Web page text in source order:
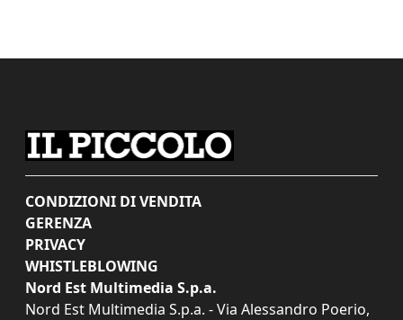
CONDIZIONI DI VENDITA
GERENZA
PRIVACY
WHISTLEBLOWING
Nord Est Multimedia S.p.a.
Nord Est Multimedia S.p.a. - Via Alessandro Poerio,